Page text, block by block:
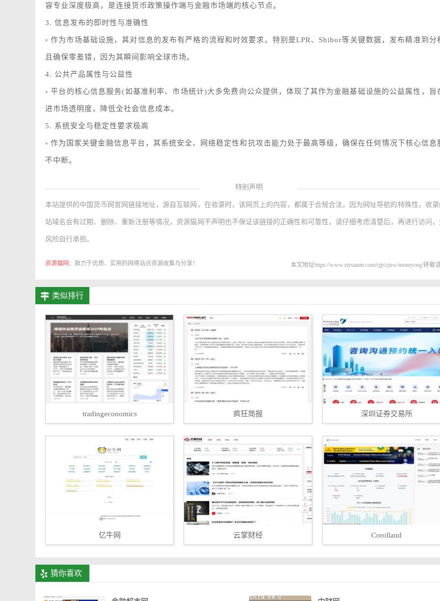
容专业深度极高，是连接货币政策操作端与金融市场端的核心节点。
3. 信息发布的即时性与准确性
◦ 作为市场基础设施，其对信息的发布有严格的流程和时效要求。特别是LPR、Shibor等关键数据，发布精准到分
且确保零差错，因为其瞬间影响全球市场。
4. 公共产品属性与公益性
◦ 平台的核心信息服务(如基准利率、市场统计)大多免费向公众提供，体现了其作为金融基础设施的公益属性，旨
进市场透明度，降低全社会信息成本。
5. 系统安全与稳定性要求极高
◦ 作为国家关键金融信息平台，其系统安全、网络稳定性和抗攻击能力处于最高等级，确保在任何情况下核心信息
不中断。
特别声明
本站提供的中国货币网官网链接地址，源自互联网，在收录时，该网页上的内容，都属于合规合法，因为网址导航的特殊性，收录
站域名会有过期、删除、重新注册等情况，资源猫网不声明也不保证该链接的正确性和可靠性，请仔细考虑清楚后，再进行访问，
风险自行承担。
资源猫网： 致力于优质、实用的网络站点资源收集与分享！ 本文地址https://www.ziyuanm.com/cjjr/cjxw/moneyorg/转载
类似排行
tradingeconomics 疯狂简报 深圳证券交易所
亿牛网 云掌财经 Corolland
猜你喜欢